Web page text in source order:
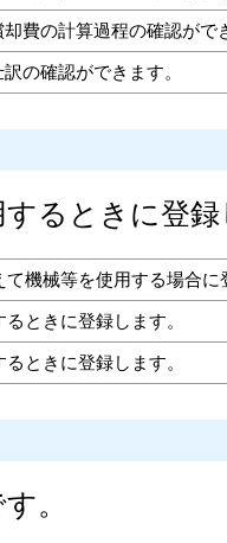
却費の計算過程の確認がで
の確認ができます。
るときに登
て機械等を使用する場合に
ときに登録します。
ときに登録します。
。